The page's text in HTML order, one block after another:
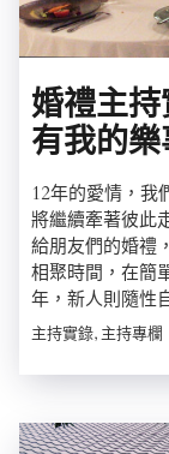
婚禮主
有我的
12年的愛情，我
將繼續牽著彼此
給朋友們的婚禮
相聚時間，在簡
年，新人則隨性
主持實錄, 主持專欄